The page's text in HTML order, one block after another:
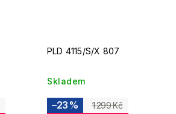
PLD 4115/S/X 807
Skladem
1 299 Kč
–23 %